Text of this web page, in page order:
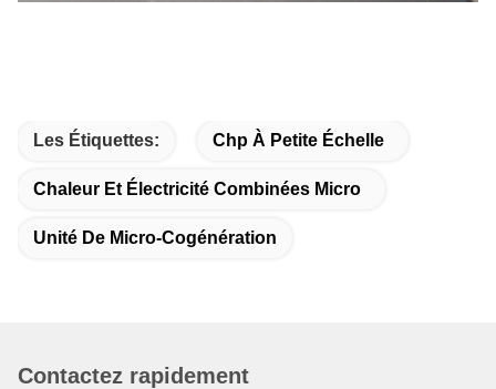
Les Étiquettes: Chp À Petite Échelle
Chaleur Et Électricité Combinées Micro
Unité De Micro-Cogénération
Contactez rapidement